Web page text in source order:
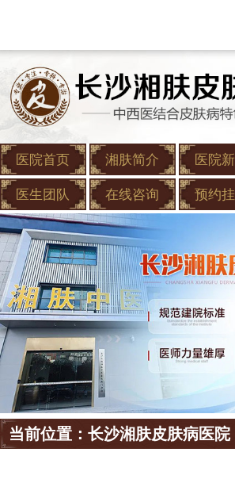
医院首页 湘肤简介 医院
医生团队 在线咨询 预约
当前位置：长沙湘肤皮肤病医院